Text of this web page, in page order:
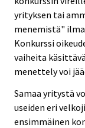
yrityksen tai
menemistä"
Konkurssi
vaiheita
menettely voi
Samaa yritystä
useiden eri
ensimmäinen